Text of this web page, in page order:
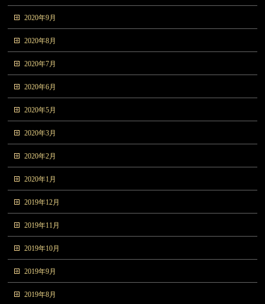
2020年9月
2020年8月
2020年7月
2020年6月
2020年5月
2020年3月
2020年2月
2020年1月
2019年12月
2019年11月
2019年10月
2019年9月
2019年8月